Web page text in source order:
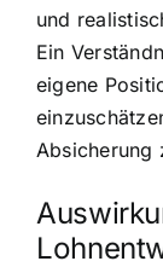
und
Ein
eigene
Absicherung